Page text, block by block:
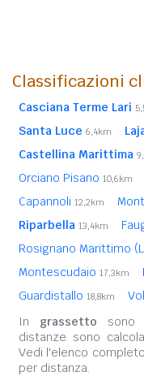
Classificazioni
Casciana Terme Lari
Santa Luce 6,4km
Castellina Marittima
Orciano Pisano 10,6km
Capannoli 12,2km
Riparbella 13,4km
Rosignano Marittimo
Montescudaio 17,3km
Guardistallo 18,8km
In grassetto sono
distanze sono
Vedi l'elenco
per distanza.